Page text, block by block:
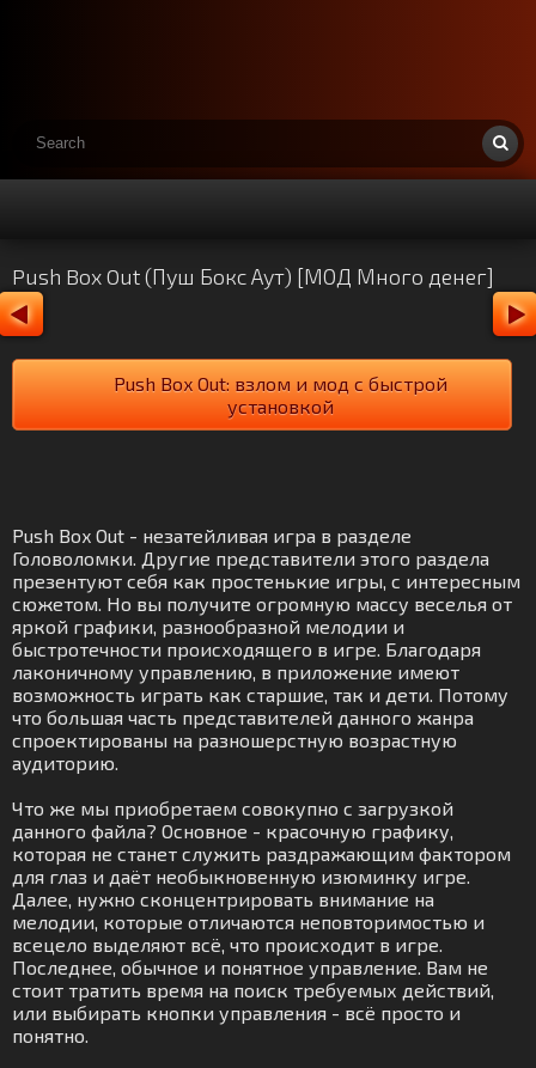
Push Box Out (Пуш Бокс Аут) [МОД Много денег]
Push Box Out: взлом и мод с быстрой
установкой
Push Box Out - незатейливая игра в разделе
Головоломки. Другие представители этого раздела
презентуют себя как простенькие игры, с интересным
сюжетом. Но вы получите огромную массу веселья от
яркой графики, разнообразной мелодии и
быстротечности происходящего в игре. Благодаря
лаконичному управлению, в приложение имеют
возможность играть как старшие, так и дети. Потому
что большая часть представителей данного жанра
спроектированы на разношерстную возрастную
аудиторию.
Что же мы приобретаем совокупно с загрузкой
данного файла? Основное - красочную графику,
которая не станет служить раздражающим фактором
для глаз и даёт необыкновенную изюминку игре.
Далее, нужно сконцентрировать внимание на
мелодии, которые отличаются неповторимостью и
всецело выделяют всё, что происходит в игре.
Последнее, обычное и понятное управление. Вам не
стоит тратить время на поиск требуемых действий,
или выбирать кнопки управления - всё просто и
понятно.